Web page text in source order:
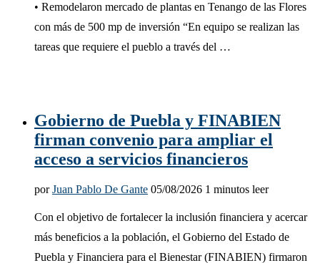
•⁠ ⁠Remodelaron mercado de plantas en Tenango de las Flores
con más de 500 mp de inversión “En equipo se realizan las
tareas que requiere el pueblo a través del …
Gobierno de Puebla y FINABIEN
firman convenio para ampliar el
acceso a servicios financieros
porJuan Pablo De Gante 05/08/2026 1 minutos leer
Con el objetivo de fortalecer la inclusión financiera y acercar
más beneficios a la población, el Gobierno del Estado de
Puebla y Financiera para el Bienestar (FINABIEN) firmaron